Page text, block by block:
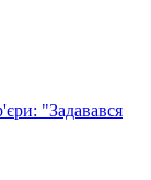
"Задавався